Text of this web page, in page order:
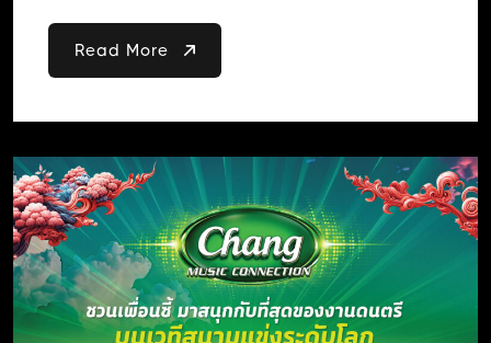
Read More